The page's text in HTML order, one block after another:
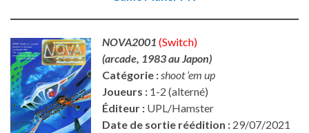
NOVA2001 (Switch)
(arcade, 1983 au Japon)
Catégorie :shoot ’em up
Joueurs : 1-2 (alterné)
Éditeur : UPL/Hamster
Date de sortie réédition : 29/07/2021